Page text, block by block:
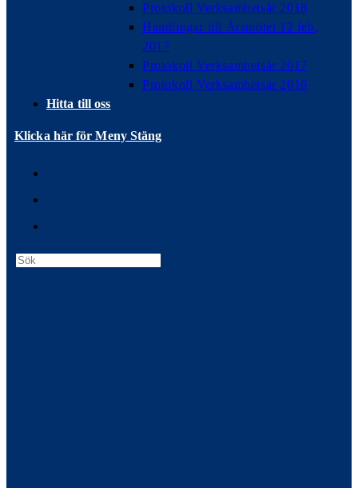
Protokoll Verksamhetsår 2018
Handlingar till Årsmötet 12 feb,
2017
Protokoll Verksamhetsår 2017
Protokoll Verksamhetsår 2016
Hitta till oss
Klicka här för Meny Stäng